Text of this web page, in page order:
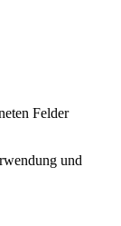
Felder
und